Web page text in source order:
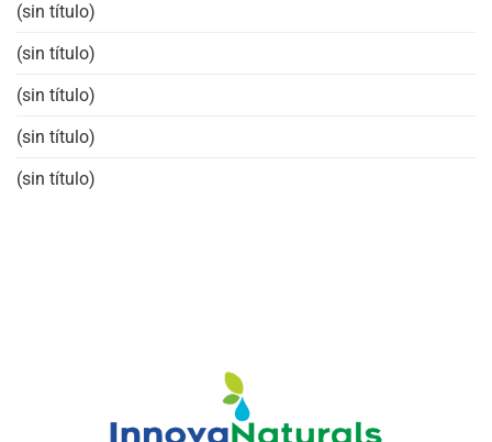
(sin título)
(sin título)
(sin título)
(sin título)
(sin título)